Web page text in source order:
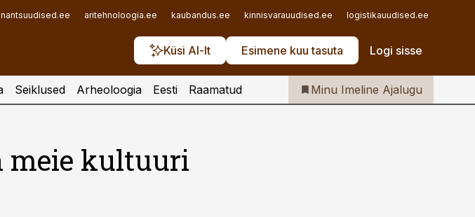
aritehnoloogia.ee kaubandus.ee kinnisvarauudised.ee logistikauudised.ee
Küsi AI-lt Esimene kuu tasuta Logi sisse
Iseteenindus
Telli Imeline Ajalugu
Seiklused Arheoloogia Eesti Raamatud Minu Imeline Ajalugu
meie kultuuri